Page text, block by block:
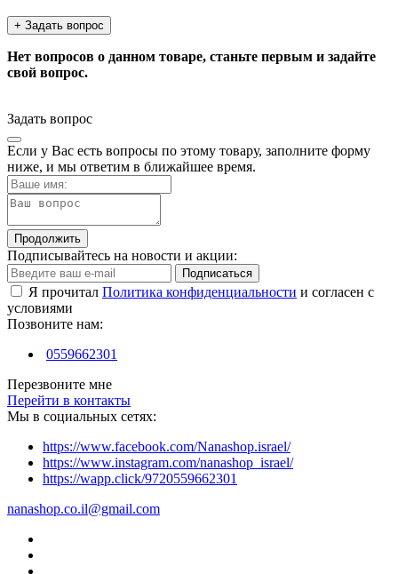
+ Задать вопрос
Нет вопросов о данном товаре, станьте первым и задайте
свой вопрос.
Задать вопрос
Если у Вас есть вопросы по этому товару, заполните форму
ниже, и мы ответим в ближайшее время.
Продолжить
Подписывайтесь на новости и акции:
Подписаться
Я прочитал Политика конфиденциальности и согласен с
условиями
Позвоните нам:
0559662301
Перезвоните мне
Перейти в контакты
Мы в социальных сетях:
https://www.facebook.com/Nanashop.israel/
https://www.instagram.com/nanashop_israel/
https://wapp.click/9720559662301
nanashop.co.il@gmail.com